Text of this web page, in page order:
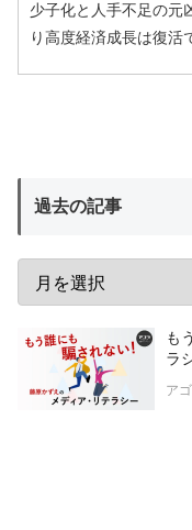
少子化と人手不足の元
り高度経済成長は復活
過去の記事
も
ラ
ア